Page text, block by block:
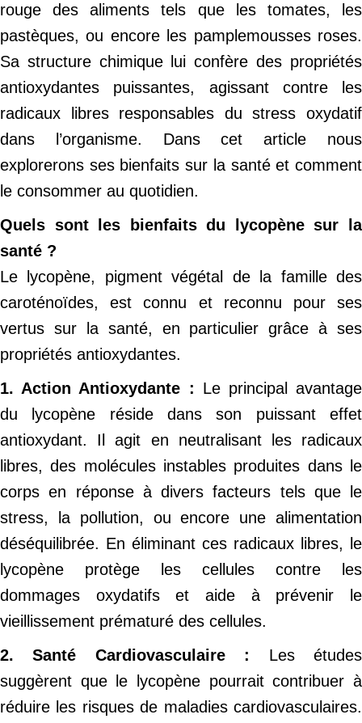
rouge des aliments tels que les tomates, les
pastèques, ou encore les pamplemousses roses.
Sa structure chimique lui confère des propriétés
antioxydantes puissantes, agissant contre les
radicaux libres responsables du stress oxydatif
dans l’organisme. Dans cet article nous
explorerons ses bienfaits sur la santé et comment
le consommer au quotidien.
Quels sont les bienfaits du lycopène sur la
santé ?
Le lycopène, pigment végétal de la famille des
caroténoïdes, est connu et reconnu pour ses
vertus sur la santé, en particulier grâce à ses
propriétés antioxydantes.
1. Action Antioxydante : Le principal avantage
du lycopène réside dans son puissant effet
antioxydant. Il agit en neutralisant les radicaux
libres, des molécules instables produites dans le
corps en réponse à divers facteurs tels que le
stress, la pollution, ou encore une alimentation
déséquilibrée. En éliminant ces radicaux libres, le
lycopène protège les cellules contre les
dommages oxydatifs et aide à prévenir le
vieillissement prématuré des cellules.
2. Santé Cardiovasculaire : Les études
suggèrent que le lycopène pourrait contribuer à
réduire les risques de maladies cardiovasculaires.